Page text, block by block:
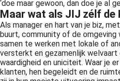
‘doe maar gewoon, dan doe je al
Maar wat als JIJ zélf de
Als manager en hart van je biz,
buurt, community of de omgeving
samen te werken met lokale of
versterkt en gezamenlijk
waardigheid en uniciteit. Waar je
klanten, hen begeleidt en de